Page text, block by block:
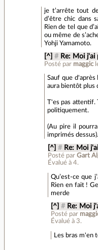
je t’arrête tout
d’être chic dans
Rien de tel que
ou même de
Yohji Yamamoto.
[^] # Re: Moi j'ai
Posté par maggic
Sauf que
aura bientôt plus
T'es pas
politiquement.
(Au pire il
imprimés dessus).
[^] # Re: Moi
Posté par Gart
Évalué à 4.
Qu’est-ce que
Rien en fait !
merde
[^] # Re: Moi
Posté par
Évalué à 3.
Les bras m'en